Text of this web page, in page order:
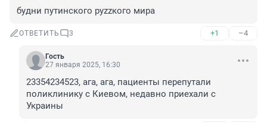
будни путинского руzzкого мира
ОТВЕТИТЬ 3 +1 –4
Гость
27 января 2025, 16:30
23354234523, ага, ага, пациенты перепутали
поликлинику с Киевом, недавно приехали с
Украины